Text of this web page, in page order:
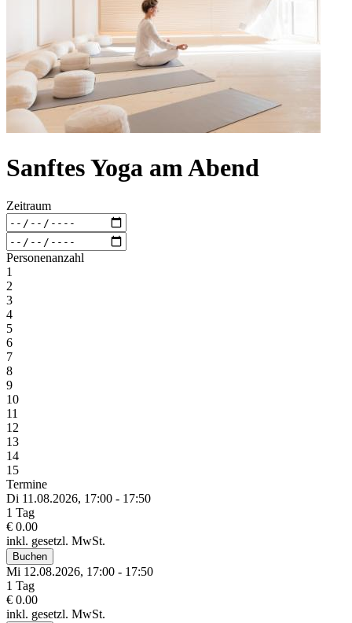
Sanftes Yoga am Abend
Zeitraum
Personenanzahl
1
2
3
4
5
6
7
8
9
10
11
12
13
14
15
Termine
Di 11.08.2026, 17:00 - 17:50
1 Tag
€ 0.00
inkl. gesetzl. MwSt.
Buchen
Mi 12.08.2026, 17:00 - 17:50
1 Tag
€ 0.00
inkl. gesetzl. MwSt.